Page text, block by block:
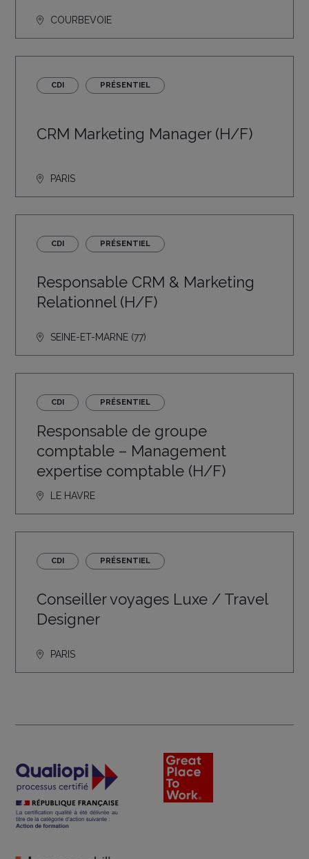
COURBEVOIE
CDI PRÉSENTIEL
CRM Marketing Manager (H/F)
PARIS
CDI PRÉSENTIEL
Responsable CRM & Marketing
Relationnel (H/F)
SEINE-ET-MARNE (77)
CDI PRÉSENTIEL
Responsable de groupe
comptable – Management
expertise comptable (H/F)
LE HAVRE
CDI PRÉSENTIEL
Conseiller voyages Luxe / Travel
Designer
PARIS